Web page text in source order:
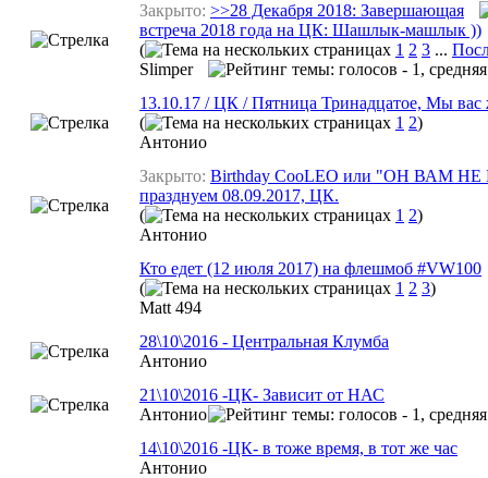
Закрыто: >>28 Декабря 2018: Завершающая
встреча 2018 года на ЦК: Шашлык-машлык ))
(
1 2 3 ...
Slimper
13.10.17 / ЦК / Пятница Тринадцатое, Мы вас
(
1 2)
Aнтонио
Закрыто: Birthday CooLEO или "ОН ВАМ
празднуем 08.09.2017, ЦК.
(
1 2)
Aнтонио
Кто едет (12 июля 2017) на флешмоб #VW100
(
1 2 3)
Matt 494
28\10\2016 - Центральная Клумба
Aнтонио
21\10\2016 -ЦК- Зависит от НАС
Aнтонио
14\10\2016 -ЦК- в тоже время, в тот же час
Aнтонио